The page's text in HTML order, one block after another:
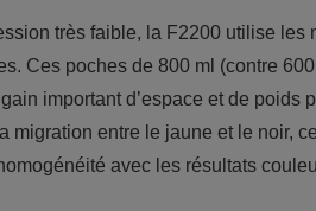
très faible, la F2200 utilise les
Ces poches de 800 ml (contre
important d’espace et de poids
migration entre le jaune et le noir,
avec les résultats